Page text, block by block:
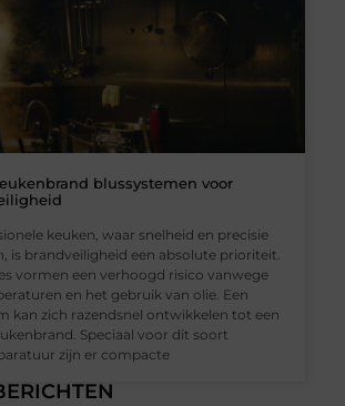
blussystemen voor
keuken, waar snelheid en precisie
is brandveiligheid een absolute prioriteit.
vormen een verhoogd risico vanwege
en het gebruik van olie. Een
kan zich razendsnel ontwikkelen tot een
Speciaal voor dit soort
zijn er compacte